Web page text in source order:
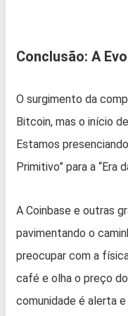
Conclusão: A
O surgimento da
Bitcoin, mas o início
Estamos
Primitivo” para a “Era
A Coinbase e outras
pavimentando o
preocupar com a
café e olha o preço
comunidade é alerta